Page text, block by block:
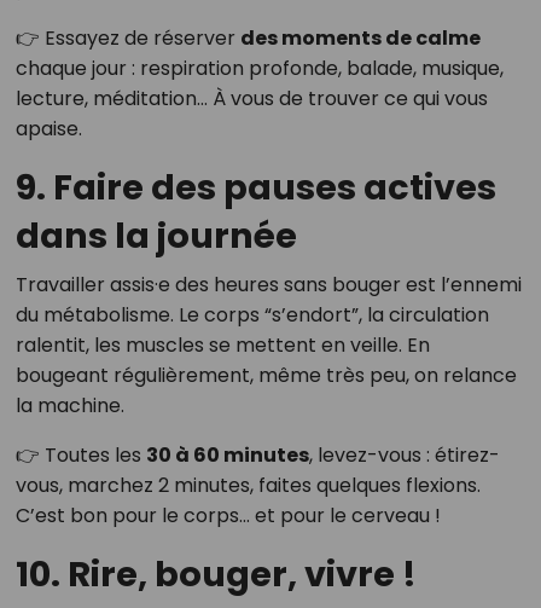
👉 Essayez de réserver des moments de calme
chaque jour : respiration profonde, balade, musique,
lecture, méditation… À vous de trouver ce qui vous
apaise.
9. Faire des pauses actives
dans la journée
Travailler assis·e des heures sans bouger est l’ennemi
du métabolisme. Le corps “s’endort”, la circulation
ralentit, les muscles se mettent en veille. En
bougeant régulièrement, même très peu, on relance
la machine.
👉 Toutes les 30 à 60 minutes, levez-vous : étirez-
vous, marchez 2 minutes, faites quelques flexions.
C’est bon pour le corps… et pour le cerveau !
10. Rire, bouger, vivre !